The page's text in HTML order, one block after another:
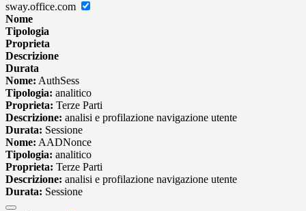
sway.office.com
Nome
Tipologia
Proprieta
Descrizione
Durata
Nome: AuthSess
Tipologia: analitico
Proprieta: Terze Parti
Descrizione: analisi e profilazione navigazione utente
Durata: Sessione
Nome: AADNonce
Tipologia: analitico
Proprieta: Terze Parti
Descrizione: analisi e profilazione navigazione utente
Durata: Sessione